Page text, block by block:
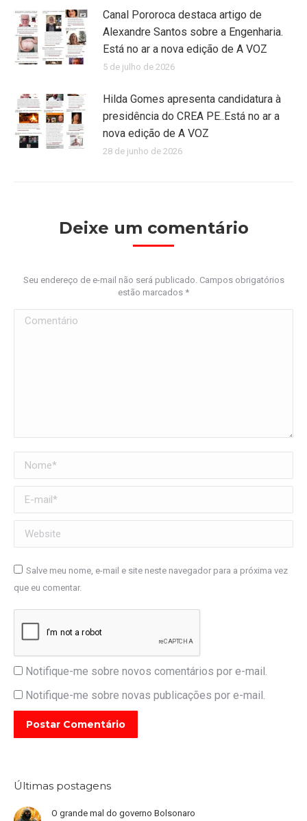
Canal Pororoca destaca artigo de
Alexandre Santos sobre a Engenharia.
Está no ar a nova edição de A VOZ
5 de julho de 2026
Hilda Gomes apresenta candidatura à
presidência do CREA PE..Está no ar a
nova edição de A VOZ
28 de junho de 2026
Deixe um comentário
Seu endereço de e-mail não será publicado. Campos obrigatórios
estão marcados *
Comentário
Nome *
E-mail *
Website
Salve meu nome, e-mail e site neste navegador para a próxima vez
que eu comentar.
Notifique-me sobre novos comentários por e-mail.
Notifique-me sobre novas publicações por e-mail.
Postar Comentário
Últimas postagens
O grande mal do governo Bolsonaro